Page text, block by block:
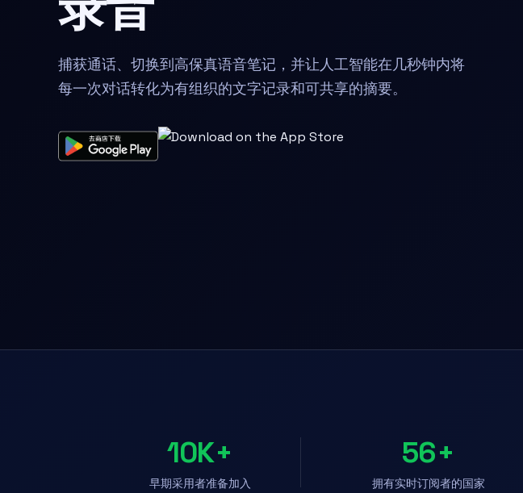
捕获通话、切换到高保真语音笔记，并让人工智能在几秒钟内将
每一次对话转化为有组织的文字记录和可共享的摘要。
10K+
早期采用者准备加入
56+
拥有实时订阅者的国家